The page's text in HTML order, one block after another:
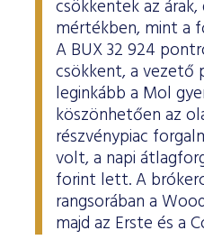
csökkentek az
mértékben, mint a
A BUX 32 924
csökkent, a vezető
leginkább a Mol
köszönhetően az
részvénypiac
volt, a napi
forint lett. A
rangsorában a
majd az Erste és a